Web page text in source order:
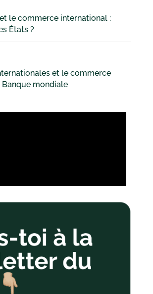
le commerce international :
États ?
et le commerce
Banque mondiale